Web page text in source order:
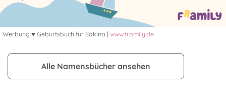
Werbung ♥ Geburtsbuch für Sakina | www.framily.de
Alle Namensbücher ansehen